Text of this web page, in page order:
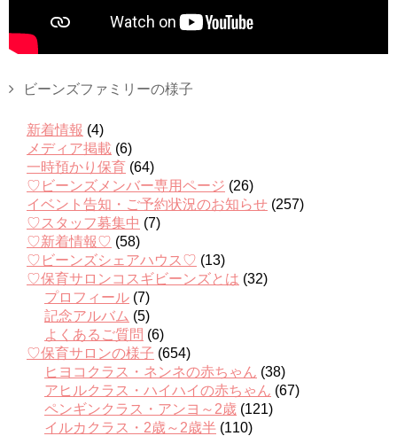
ビーンズファミリーの様子
新着情報 (4)
メディア掲載 (6)
一時預かり保育 (64)
♡ビーンズメンバー専用ページ (26)
イベント告知・ご予約状況のお知らせ (257)
♡スタッフ募集中 (7)
♡新着情報♡ (58)
♡ビーンズシェアハウス♡ (13)
♡保育サロンコスギビーンズとは (32)
プロフィール (7)
記念アルバム (5)
よくあるご質問 (6)
♡保育サロンの様子 (654)
ヒヨコクラス・ネンネの赤ちゃん (38)
アヒルクラス・ハイハイの赤ちゃん (67)
ペンギンクラス・アンヨ～2歳 (121)
イルカクラス・2歳～2歳半 (110)